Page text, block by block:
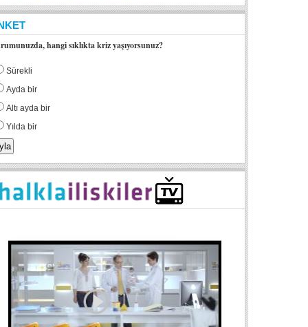
hangi sıklıkta kriz yaşıyorsunuz?
Sürekli
Ayda bir
Altı ayda bir
Yılda bir